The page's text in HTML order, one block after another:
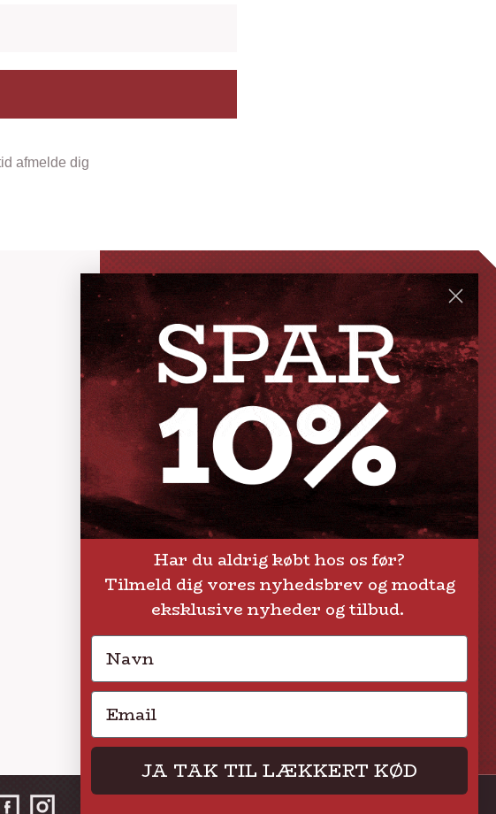
afmelde dig
GENVEJE
Handelsbetingelser
FAQ
Levering eller afhentning
Om Steak-out.dk
Persondatapolitik
Har du aldrig købt hos os før?
Tilmeld dig vores nyhedsbrev og modtag
eksklusive nyheder og tilbud.
Navn
Email
JA TAK TIL LÆKKERT KØD